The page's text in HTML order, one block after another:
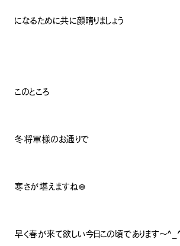
になるために共に顔晴りましょう
このところ
冬将軍様のお通りで
寒さが堪えますね❄️
早く春が来て欲しい今日この頃であります〜